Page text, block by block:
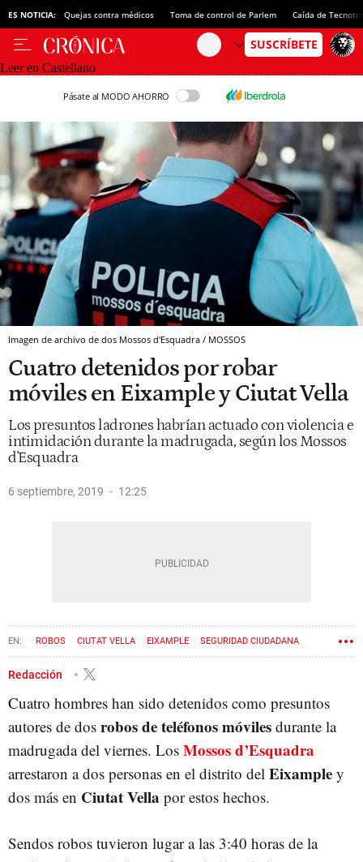
ES NOTICIA: Quejas contra médicos Toma de control de Parlem Caída de
Leer en Castellano
Pásate al MODO AHORRO
Imagen de archivo de dos Mossos d'Esquadra / MOSSOS
Cuatro detenidos por robar
móviles en Eixample y Ciutat Vella
Los presuntos ladrones habrían actuado con violencia e
intimidación durante la madrugada, según los Mossos
d'Esquadra
6 septiembre, 2019 12:25
ROBOS CIUTAT VELLA EIXAMPLE SEGURIDAD CIUDADANA
Redacción
Cuatro hombres han sido detenidos como presuntos
autores de dos robos de teléfonos móviles durante la
madrugada del viernes. Los Mossos d’Esquadra
arrestaron a dos personas en el distrito del Eixample y
dos más en Ciutat Vella por estos hechos.
Sendos robos tuvieron lugar a las 3:40 horas de la